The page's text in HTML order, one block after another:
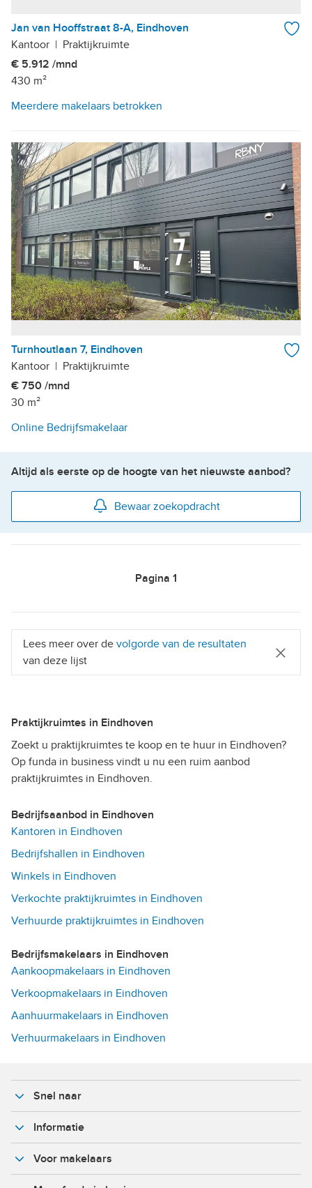
Jan van Hooffstraat 8-A, Eindhoven
Kantoor | Praktijkruimte
€ 5.912 /mnd
430 m²
Meerdere makelaars betrokken
Turnhoutlaan 7, Eindhoven
Kantoor | Praktijkruimte
€ 750 /mnd
30 m²
Online Bedrijfsmakelaar
Altijd als eerste op de hoogte van het nieuwste aanbod?
Bewaar zoekopdracht
Pagina 1
Lees meer over de volgorde van de resultaten
van deze lijst
Praktijkruimtes in Eindhoven
Zoekt u praktijkruimtes te koop en te huur in Eindhoven?
Op funda in business vindt u nu een ruim aanbod
praktijkruimtes in Eindhoven.
Bedrijfsaanbod in Eindhoven
Kantoren in Eindhoven
Bedrijfshallen in Eindhoven
Winkels in Eindhoven
Verkochte praktijkruimtes in Eindhoven
Verhuurde praktijkruimtes in Eindhoven
Bedrijfsmakelaars in Eindhoven
Aankoopmakelaars in Eindhoven
Verkoopmakelaars in Eindhoven
Aanhuurmakelaars in Eindhoven
Verhuurmakelaars in Eindhoven
Snel naar
Informatie
Voor makelaars